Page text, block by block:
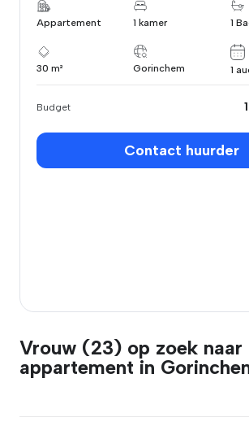
Appartement 1 kamer 1
30 m² Gorinchem 1
Budget
Contact huurder
Vrouw (23) op zoek naar
appartement in